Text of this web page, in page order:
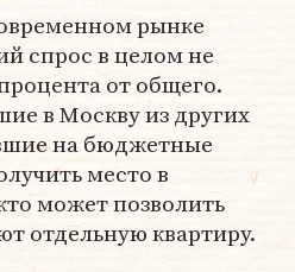
рынке
спрос в целом не
от общего.
в Москву из других
на бюджетные
место в
может позволить
отдельную квартиру.